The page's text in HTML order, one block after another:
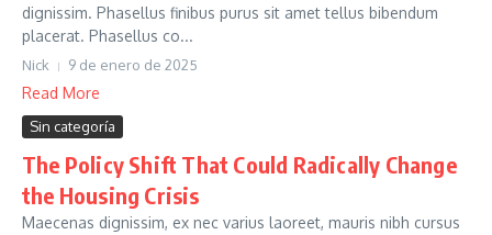
dignissim. Phasellus finibus purus sit amet tellus bibendum
placerat. Phasellus co...
Nick 9 de enero de 2025
Read More
Sin categoría
The Policy Shift That Could Radically Change
the Housing Crisis
Maecenas dignissim, ex nec varius laoreet, mauris nibh cursus